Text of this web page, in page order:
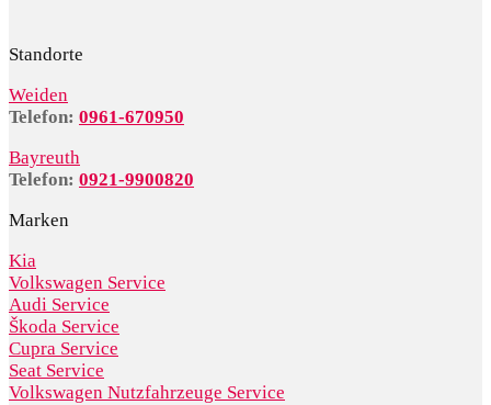
Standorte
Weiden
Telefon: 0961-670950
Bayreuth
Telefon: 0921-9900820
Marken
Kia
Volkswagen Service
Audi Service
Škoda Service
Cupra Service
Seat Service
Volkswagen Nutzfahrzeuge Service